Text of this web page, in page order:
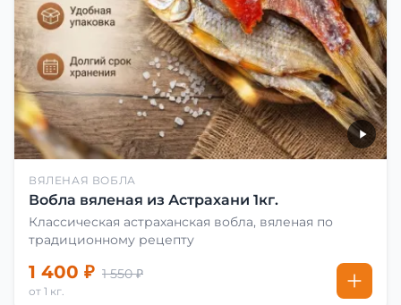
ВЯЛЕНАЯ ВОБЛА
Вобла вяленая из Астрахани 1кг.
Классическая астраханская вобла, вяленая по
традиционному рецепту
1 400 ₽ 1 550 ₽
от 1 кг.